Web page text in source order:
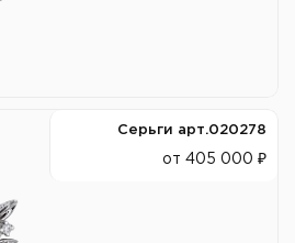
Серьги арт.020278
от 405 000 ₽